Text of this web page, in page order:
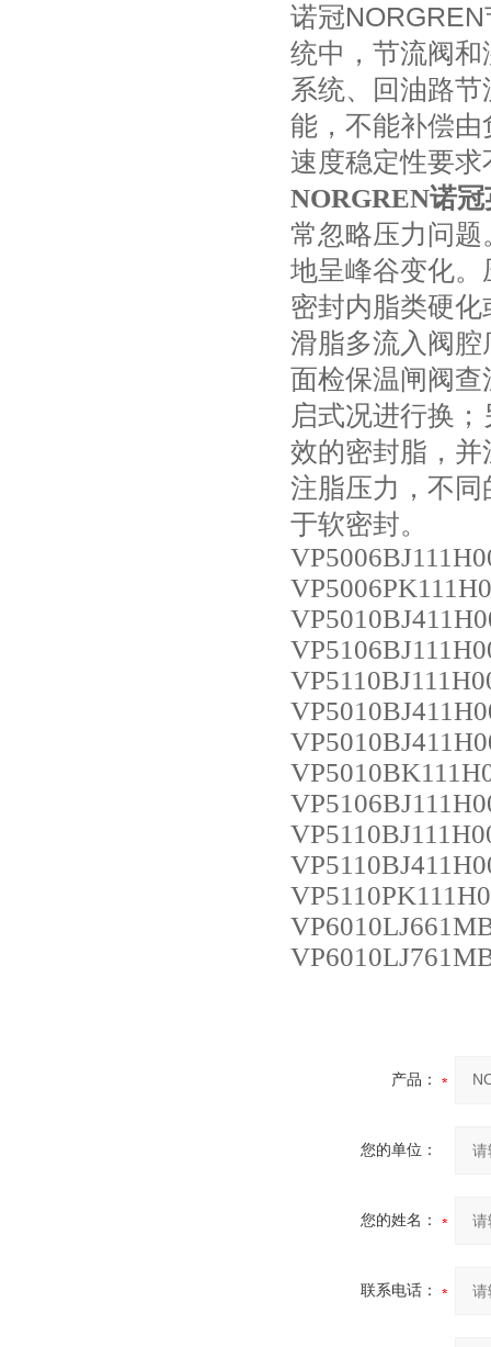
诺冠
统中，节流阀
系统、回油路
能，不能补偿
速度稳定性要
NORGREN诺
常忽略压力问
地呈峰谷变化
密封内脂类硬
滑脂多流入阀
面检保温闸阀
启式况进行换
效的密封脂，
注脂压力，不
于软密封。
产品：
您的单位：
您的姓名：
联系电话：